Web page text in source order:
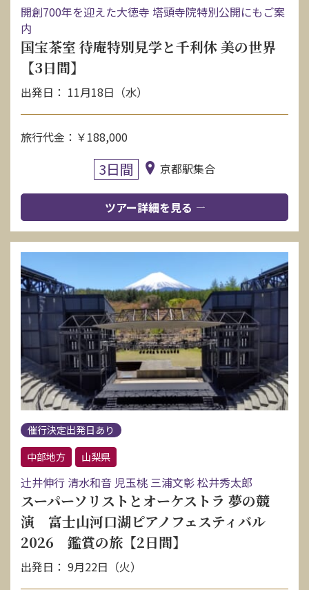
開創700年を迎えた大徳寺 塔頭寺院特別公開にもご案
内
国宝茶室 待庵特別見学と千利休 美の世界
【3日間】
出発日： 11月18日（水）
旅行代金：￥188,000
3日間 京都駅集合
ツアー詳細を見る
催行決定出発日あり
中部地方
山梨県
辻󠄀井伸行 清水和音 児玉桃 三浦文彰 松井秀太郎
スーパーソリストとオーケストラ 夢の競
演 富士山河口湖ピアノフェスティバル
2026 鑑賞の旅【2日間】
出発日： 9月22日（火）